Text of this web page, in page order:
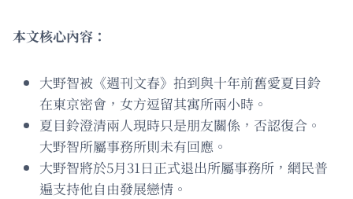
本文核心內容：
大野智被《週刊文春》拍到與十年前舊愛夏目鈴
在東京密會，女方逗留其寓所兩小時。
夏目鈴澄清兩人現時只是朋友關係，否認復合。
大野智所屬事務所則未有回應。
大野智將於5月31日正式退出所屬事務所，網民普
遍支持他自由發展戀情。